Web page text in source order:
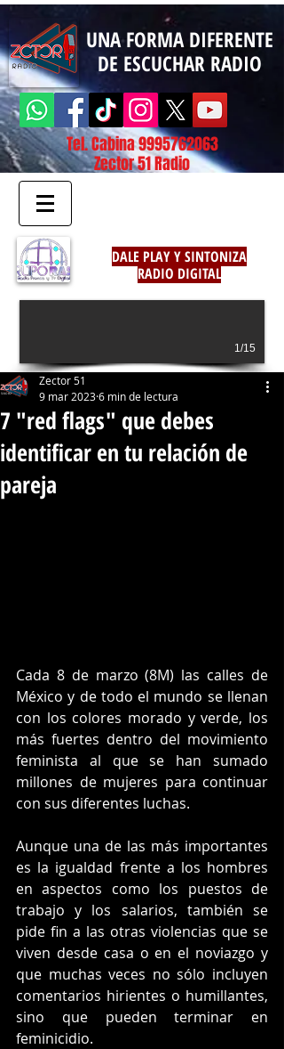
UNA FORMA DIFERENTE
DE ESCUCHAR RADIO
Tel. Cabina9995762063
Zector 51 Radio
DALE PLAY Y SINTONIZA
RADIO DIGITAL
1/15
7 "red flags" que debes
identificar en tu relación de
pareja
Zector 51
9 mar 20236 min de lectura
Cada 8 de marzo (8M) las calles de
México y de todo el mundo se llenan
con los colores morado y verde, los
más fuertes dentro del movimiento
feminista al que se han sumado
millones de mujeres para continuar
con sus diferentes luchas.
Aunque una de las más importantes
es la igualdad frente a los hombres
en aspectos como los puestos de
trabajo y los salarios, también se
pide fin a las otras violencias que se
viven desde casa o en el noviazgo y
que muchas veces no sólo incluyen
comentarios hirientes o humillantes,
sino que pueden terminar en
feminicidio.